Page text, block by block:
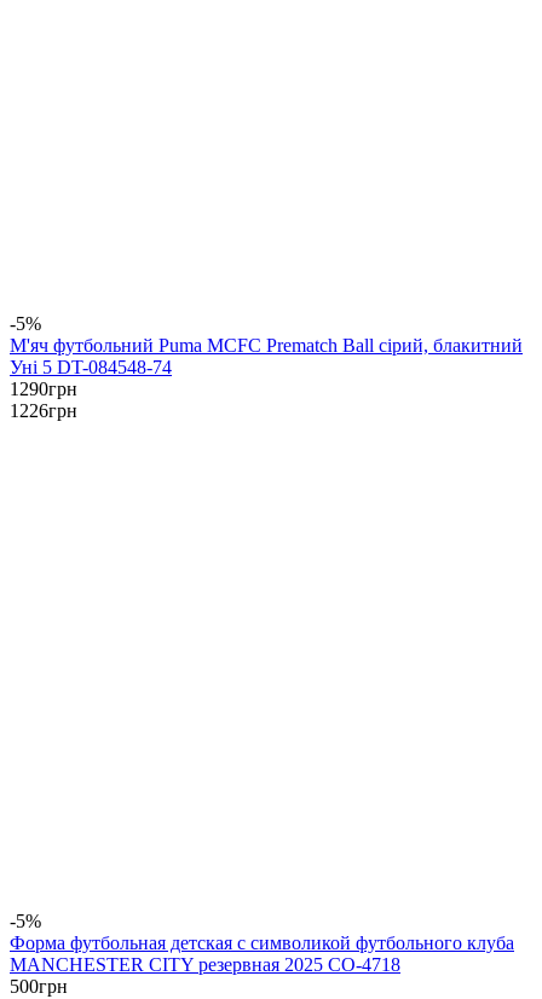
-5%
М'яч футбольний Puma MCFC Prematch Ball сірий, блакитний
Уні 5 DT-084548-74
1290грн
1226грн
-5%
Форма футбольная детская с символикой футбольного клуба
MANCHESTER CITY резервная 2025 CO-4718
500грн